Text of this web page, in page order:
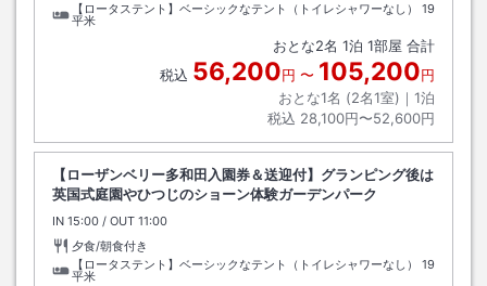
【ロータステント】ベーシックなテント（トイレシャワーなし）
19
平米
おとな2名 1泊 1部屋 合計
税込 56,200円 〜 105,200円
おとな1名 (2名1室)｜ 1泊
税込 28,100円〜52,600円
【ローザンベリー多和田入園券＆送迎付】グランピング後は
英国式庭園やひつじのショーン体験ガーデンパーク
IN チェックイン
15:00 / OUT チェックアウト
11:00
夕食/朝食付き
【ロータステント】ベーシックなテント（トイレシャワーなし）
19
平米